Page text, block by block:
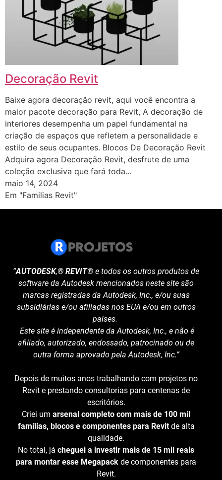
Decoração Revit
Baixe agora decoração revit, aqui você encontra a
maior pacote decoração para Revit, A decoração de
interiores desempenha um papel fundamental na
criação de espaços que refletem a personalidade e
estilo de seus ocupantes. Blocos De Decoração Revit
Adquira agora Decoração Revit, desfrute de uma
coleção exclusiva que fará toda…
maio 14, 2024
Em "Familias Revit"
“AUTODESK,® REVIT® e todos os outros produtos de
software da Autodesk mencionados neste site são
marcas registradas da Autodesk, Inc., e/ou suas
subsidiárias e/ou afiliadas nos EUA e/ou em outros
países.
Este site é independente da Autodesk, Inc., e não é
afiliado, autorizado, endossado, patrocinado ou de
outra forma aprovado pela Autodesk, Inc.”
Depois de muitos anos trabalhando com projetos no
Revit e prestando consultorias para centenas de
escritórios.
Criei um arsenal completo com mais de 100 mil
famílias, blocos e componentes para Revitde alta
qualidade.
No total, já cheguei a investir mais de 15 mil reais
para montar esse Megapack de componentes para
Revit.